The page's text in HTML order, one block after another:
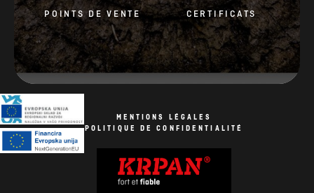
POINTS DE VENTE CERTIFICATS
MENTIONS LÉGALES
POLITIQUE DE CONFIDENTIALITÉ